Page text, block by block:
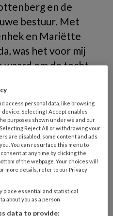
en de
bestuur. Met
en Mariëtte
was het voor mij
waard om de tocht
lezen?
aan en lees 2
per maand
access personal data, like browsing
Selecting I Accept enables
purposes shown under we and our
Reject All or withdrawing your
are disabled, some content and ads
You can resurface this menu to
at any time by clicking the
of the webpage. Your choices will
more details, refer to our Privacy
place essential and statistical
about you as a person
data to provide: